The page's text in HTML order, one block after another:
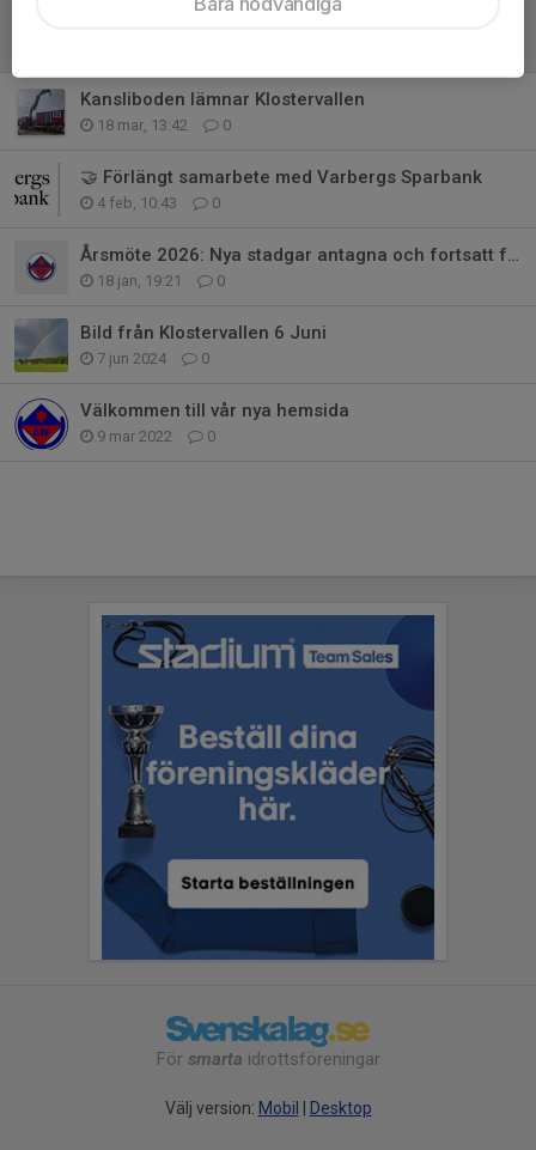
Kansliboden lämnar Klostervallen
18 mar, 13:42 0
🤝 Förlängt samarbete med Varbergs Sparbank
4 feb, 10:43 0
Årsmöte 2026: Nya stadgar antagna och fortsatt förtroende för styrelsen
18 jan, 19:21 0
Bild från Klostervallen 6 Juni
7 jun 2024 0
Välkommen till vår nya hemsida
9 mar 2022 0
För smarta idrottsföreningar
Välj version: Mobil Desktop